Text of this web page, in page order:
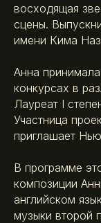
восходящая
сцены.
имени Кима
Анна
конкурсах в
Лауреат I
Участница
приглашает
В программе
композиции
английском
музыки второй